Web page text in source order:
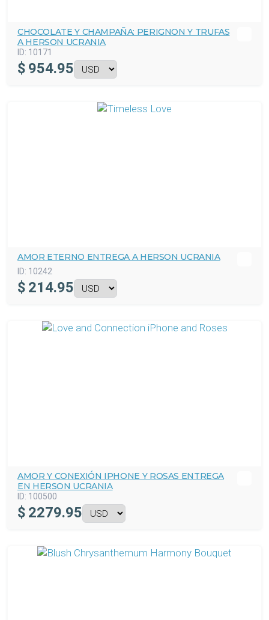
CHOCOLATE Y CHAMPAÑA: PERIGNON Y TRUFAS
A HERSON UCRANIA
ID: 10171
$ 954.95
AMOR ETERNO ENTREGA A HERSON UCRANIA
ID: 10242
$ 214.95
AMOR Y CONEXIÓN IPHONE Y ROSAS ENTREGA
EN HERSON UCRANIA
ID: 100500
$ 2279.95